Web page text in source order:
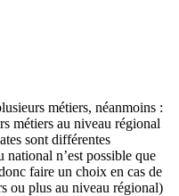
métiers, néanmoins :
métiers au niveau régional
sont différentes
n’est possible que
faire un choix en cas de
ou plus au niveau régional)